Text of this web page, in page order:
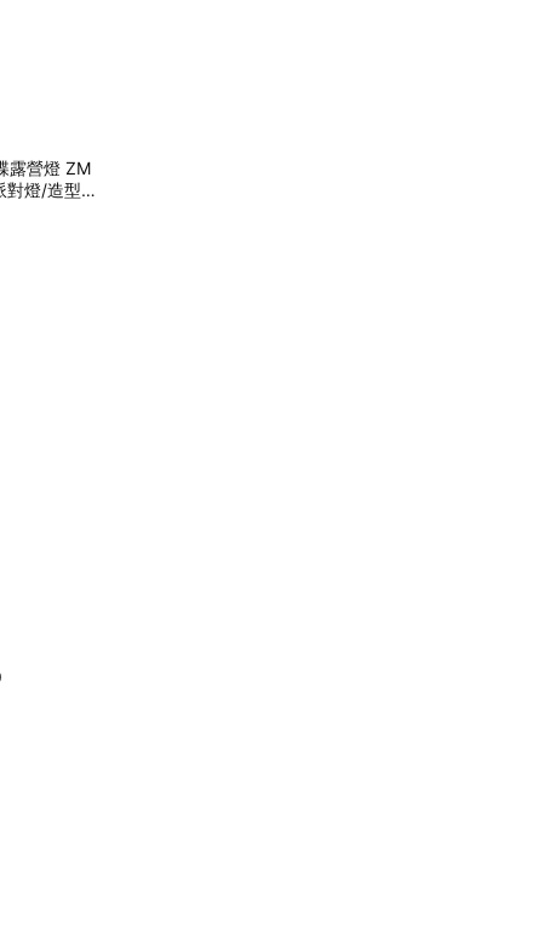
露營燈 ZM
對燈/造型